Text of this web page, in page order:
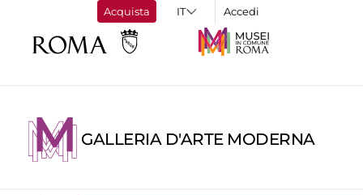
Acquista Accedi
GALLERIA D'ARTE MODERNA